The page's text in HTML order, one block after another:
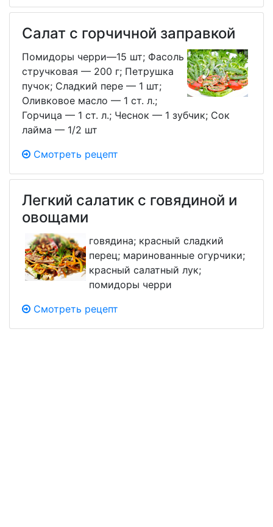
Салат с горчичной заправкой
Помидоры черри—15 шт; Фасоль
стручковая — 200 г; Петрушка
пучок; Сладкий пере — 1 шт;
Оливковое масло — 1 ст. л.;
Горчица — 1 ст. л.; Чеснок — 1 зубчик; Сок
лайма — 1/2 шт
Смотреть рецепт
Легкий салатик с говядиной и
овощами
говядина; красный сладкий
перец; маринованные огурчики;
красный салатный лук;
помидоры черри
Смотреть рецепт